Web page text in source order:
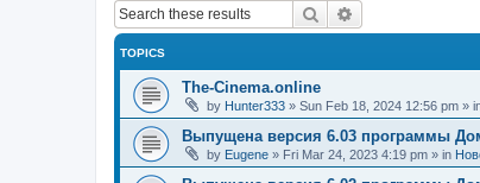
Search
TOPICS
The-Cinema.online
by Hunter333 » Sun Feb 18, 2024 12:56 pm »
Выпущена версия 6.03 программы
by Eugene » Fri Mar 24, 2023 4:19 pm » in